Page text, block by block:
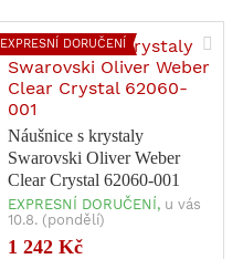
EXPRESNÍ DORUČENÍ
Náušnice s krystaly
Swarovski Oliver Weber
Clear Crystal 62060-001
EXPRESNÍ DORUČENÍ, u vás
10.8. (pondělí)
1 242 Kč